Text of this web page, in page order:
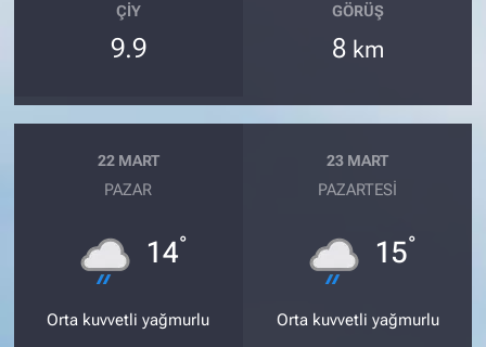
ÇIY
9.9
GÖRÜŞ
8 km
22 MART
PAZAR
14°
Orta kuvvetli yağmurlu
23 MART
PAZARTESI
15°
Orta kuvvetli yağmurlu